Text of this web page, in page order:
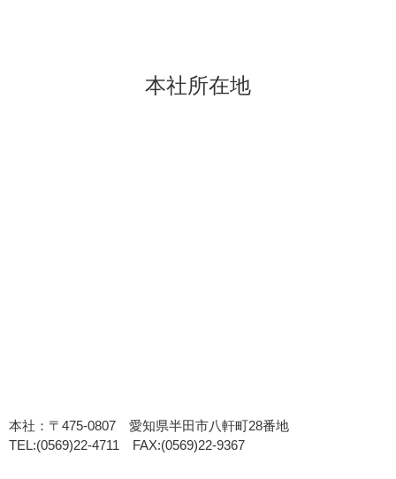
本社所在地
本社：〒475-0807 愛知県半田市八軒町28番地
TEL:(0569)22-4711 FAX:(0569)22-9367